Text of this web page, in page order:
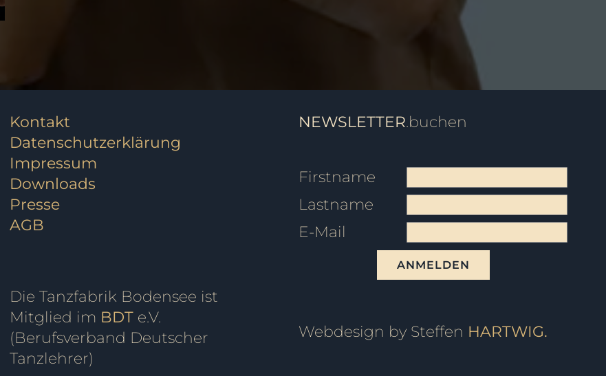
Kontakt
Datenschutzerklärung
Impressum
Downloads
Presse
AGB
Die Tanzfabrik Bodensee ist
Mitglied im BDT e.V.
(Berufsverband Deutscher
Tanzlehrer)
NEWSLETTER.buchen
Firstname
Lastname
E-Mail
ANMELDEN
Webdesign by Steffen HARTWIG.